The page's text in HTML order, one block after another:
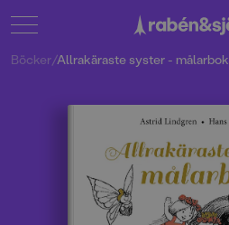
Böcker/Allrakäraste syster - målarbok